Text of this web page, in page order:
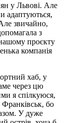
у Львові. Але
адаптуються,
звичайно,
з
проєкту
компанія
хаб, у
через цю
я спілкуюся,
бо
У дуже